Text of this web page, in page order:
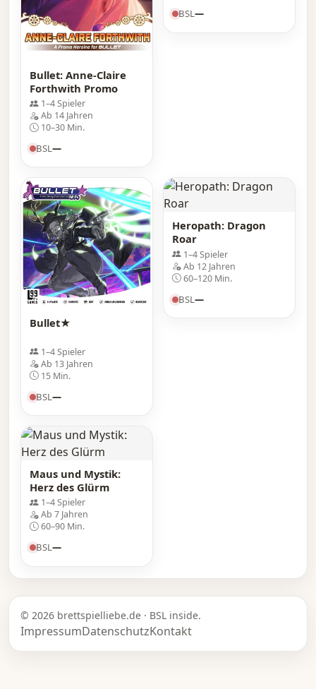
Bullet: Anne-Claire
Forthwith Promo
1–4 Spieler
Ab 14 Jahren
10–30 Min.
BSL—
BSL—
Bullet★
1–4 Spieler
Ab 13 Jahren
15 Min.
BSL —
Heropath: Dragon
Roar
1–4 Spieler
Ab 12 Jahren
60–120 Min.
BSL —
Maus und Mystik:
Herz des Glürm
1–4 Spieler
Ab 7 Jahren
60–90 Min.
BSL—
© 2026 brettspielliebe.de · BSL inside.
ImpressumDatenschutzKontakt